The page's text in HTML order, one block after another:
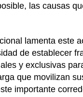
las causas
lamenta este
de establecer
y exclusivas
que movilizan
importante